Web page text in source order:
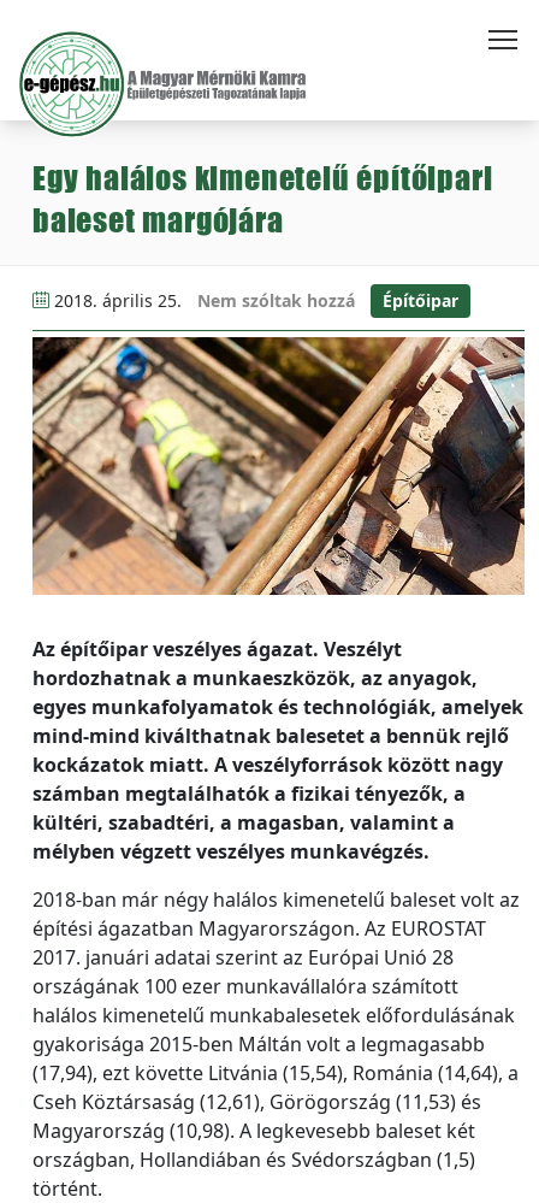
Egy halálos kimenetelű építőipari
baleset margójára
2018. április 25. Nem szóltak hozzá Építőipar
Az építőipar veszélyes ágazat. Veszélyt
hordozhatnak a munkaeszközök, az anyagok,
egyes munkafolyamatok és technológiák, amelyek
mind-mind kiválthatnak balesetet a bennük rejlő
kockázatok miatt. A veszélyforrások között nagy
számban megtalálhatók a fizikai tényezők, a
kültéri, szabadtéri, a magasban, valamint a
mélyben végzett veszélyes munkavégzés.
2018-ban már négy halálos kimenetelű baleset volt az
építési ágazatban Magyarországon. Az EUROSTAT
2017. januári adatai szerint az Európai Unió 28
országának 100 ezer munkavállalóra számított
halálos kimenetelű munkabalesetek előfordulásának
gyakorisága 2015-ben Máltán volt a legmagasabb
(17,94), ezt követte Litvánia (15,54), Románia (14,64), a
Cseh Köztársaság (12,61), Görögország (11,53) és
Magyarország (10,98). A legkevesebb baleset két
országban, Hollandiában és Svédországban (1,5)
történt.